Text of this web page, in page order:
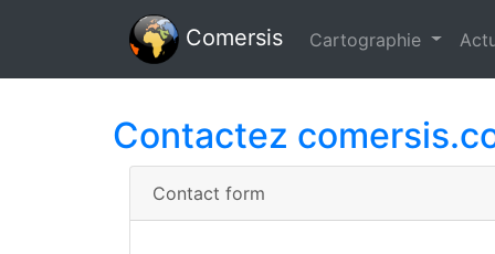
Comersis Cartographie
Contactez
Contact form